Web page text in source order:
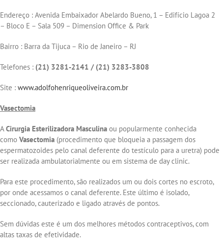
Endereço : Avenida Embaixador Abelardo Bueno, 1 – Edifício Lagoa 2
– Bloco E – Sala 509 – Dimension Office & Park
Bairro : Barra da Tijuca – Rio de Janeiro – RJ
Telefones : (21) 3281-2141 / (21) 3283-3808
Site : www.adolfohenriqueoliveira.com.br
Vasectomia
ACirurgia Esterilizadora Masculinaou popularmente conhecida
como Vasectomia(procedimento que bloqueia a passagem dos
espermatozoides pelo canal deferente do testículo para a uretra) pode
ser realizada ambulatorialmente ou em sistema de day clinic.
Para este procedimento, são realizados um ou dois cortes no escroto,
por onde acessamos o canal deferente. Este último é isolado,
seccionado, cauterizado e ligado através de pontos.
Sem dúvidas este é um dos melhores métodos contraceptivos, com
altas taxas de efetividade.